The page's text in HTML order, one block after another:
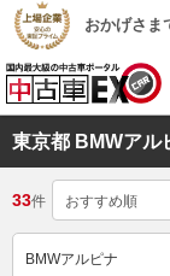
おかげさま
東京都 BMWアル
33件
BMWアルピナ